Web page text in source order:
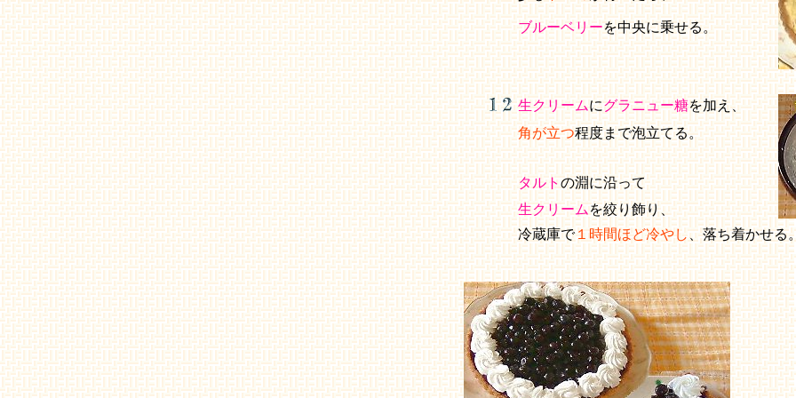
ブルーベリーを中央に乗せる。
生クリームにグラニュー糖を加え、
角が立つ程度まで泡立てる。
タルトの淵に沿って
生クリームを絞り飾り、
冷蔵庫で１時間ほど冷やし、落ち着かせる